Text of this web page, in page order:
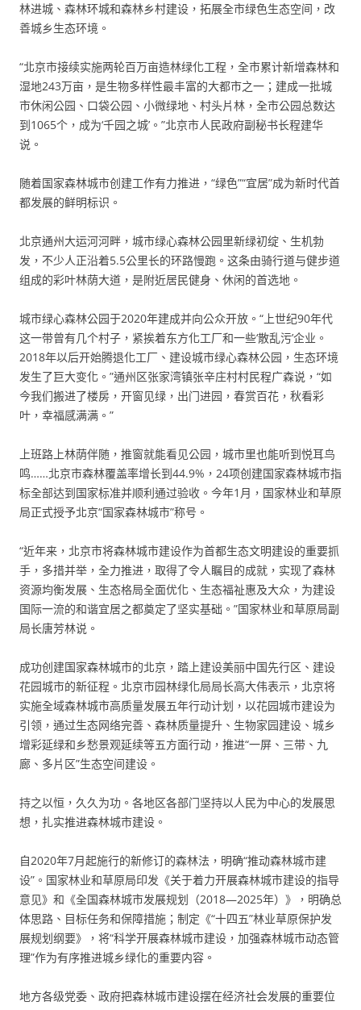
林进城、森林环城和森林乡村建设，拓展全市绿色生态空间，改
善城乡生态环境。
“北京市接续实施两轮百万亩造林绿化工程，全市累计新增森林和
湿地243万亩，是生物多样性最丰富的大都市之一；建成一批城
市休闲公园、口袋公园、小微绿地、村头片林，全市公园总数达
到1065个，成为‘千园之城’。”北京市人民政府副秘书长程建华
说。
随着国家森林城市创建工作有力推进，“绿色”“宜居”成为新时代首
都发展的鲜明标识。
北京通州大运河河畔，城市绿心森林公园里新绿初绽、生机勃
发，不少人正沿着5.5公里长的环路慢跑。这条由骑行道与健步道
组成的彩叶林荫大道，是附近居民健身、休闲的首选地。
城市绿心森林公园于2020年建成并向公众开放。“上世纪90年代
这一带曾有几个村子，紧挨着东方化工厂和一些‘散乱污’企业。
2018年以后开始腾退化工厂、建设城市绿心森林公园，生态环境
发生了巨大变化。”通州区张家湾镇张辛庄村村民程广森说，“如
今我们搬进了楼房，开窗见绿，出门进园，春赏百花，秋看彩
叶，幸福感满满。”
上班路上林荫伴随，推窗就能看见公园，城市里也能听到悦耳鸟
鸣……北京市森林覆盖率增长到44.9%，24项创建国家森林城市指
标全部达到国家标准并顺利通过验收。今年1月，国家林业和草原
局正式授予北京“国家森林城市”称号。
“近年来，北京市将森林城市建设作为首都生态文明建设的重要抓
手，多措并举，全力推进，取得了令人瞩目的成就，实现了森林
资源均衡发展、生态格局全面优化、生态福祉惠及大众，为建设
国际一流的和谐宜居之都奠定了坚实基础。”国家林业和草原局副
局长唐芳林说。
成功创建国家森林城市的北京，踏上建设美丽中国先行区、建设
花园城市的新征程。北京市园林绿化局局长高大伟表示，北京将
实施全域森林城市高质量发展五年行动计划，以花园城市建设为
引领，通过生态网络完善、森林质量提升、生物家园建设、城乡
增彩延绿和乡愁景观延续等五方面行动，推进“一屏、三带、九
廊、多片区”生态空间建设。
持之以恒，久久为功。各地区各部门坚持以人民为中心的发展思
想，扎实推进森林城市建设。
自2020年7月起施行的新修订的森林法，明确“推动森林城市建
设”。国家林业和草原局印发《关于着力开展森林城市建设的指导
意见》和《全国森林城市发展规划（2018—2025年）》，明确总
体思路、目标任务和保障措施；制定《“十四五”林业草原保护发
展规划纲要》，将“科学开展森林城市建设，加强森林城市动态管
理”作为有序推进城乡绿化的重要内容。
地方各级党委、政府把森林城市建设摆在经济社会发展的重要位